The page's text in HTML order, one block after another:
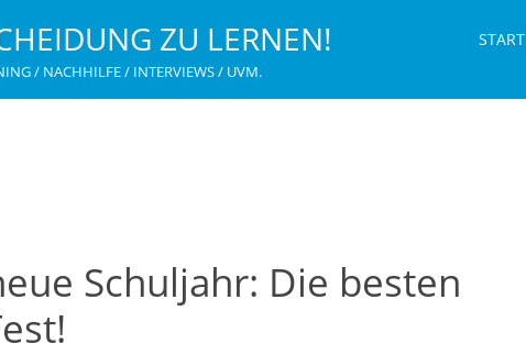
ZU LERNEN!
/ NACHHILFE / INTERVIEWS / UVM.
START
Schuljahr: Die besten